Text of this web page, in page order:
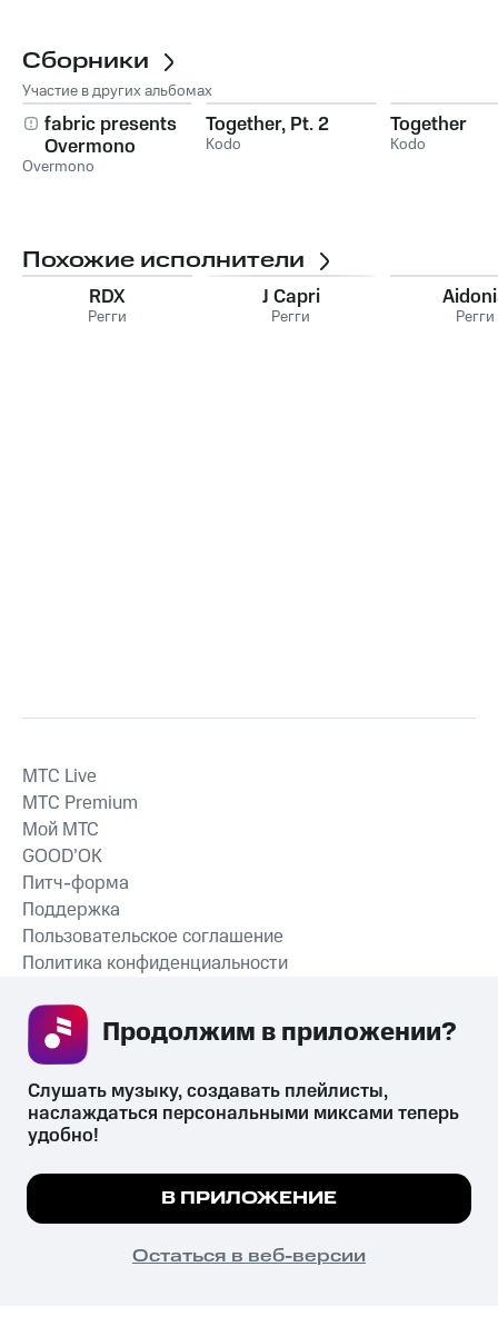
Сборники
Участие в других альбомах
fabric presents
Overmono
Overmono
Together, Pt. 2
Kodo
Together
Kodo
Похожие исполнители
RDX
Регги
J Capri
Регги Регги
СКАЧАТЬ ПРИЛОЖЕНИЕ
MTС Live
MTС Premium
Мой МТС
GOOD’OK
Питч-форма
Поддержка
Пользовательское соглашение
Политика конфиденциальности
психотропных веществ, их аналогов причиняет вред здоровью,
их незаконный оборот запрещён и влечёт установленную
законодательством ответственность.
© 2026 ООО «КИОН».
Все права защищены
Мы используем куки, чтобы на сайте все
Подробнее
ПОНЯТНО
Слушать музыку, создавать плейлисты,
наслаждаться персональными миксами теперь
удобно!
В ПРИЛОЖЕНИЕ
Остаться в веб-версии